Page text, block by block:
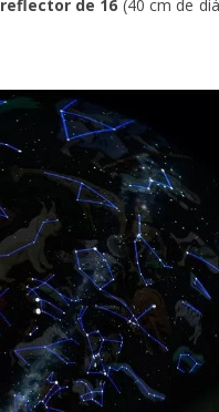
reflector de 16 (40 cm de